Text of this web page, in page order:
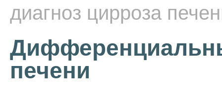
диагноз цирроза
печени